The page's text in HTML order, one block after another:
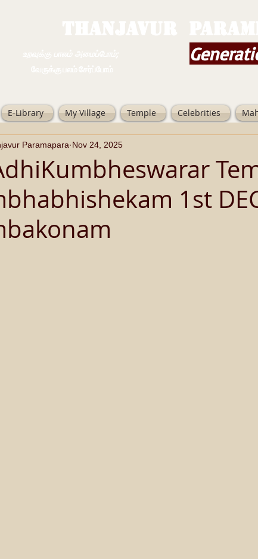
E-Library My Village Temple Celebrities
1st
Paramapara Nov 24, 2025